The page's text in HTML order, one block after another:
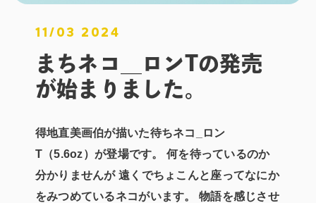
11/03 2024
まちネコ＿ロンTの発売
が始まりました。
得地直美画伯が描いた待ちネコ_ロン
T（5.6oz）が登場です。 何を待っているのか
分かりませんが 遠くでちょこんと座ってなにか
をみつめているネコがいます。 物語を感じさせ